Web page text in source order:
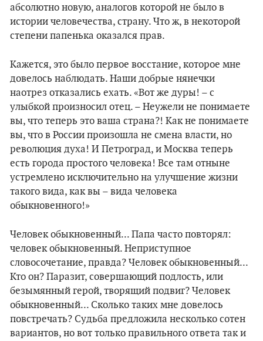
абсолютно новую, аналогов которой не было в
истории человечества, страну. Что ж, в некоторой
степени папенька оказался прав.
Кажется, это было первое восстание, которое мне
довелось наблюдать. Наши добрые нянечки
наотрез отказались ехать. «Вот же дуры! – с
улыбкой произносил отец. – Неужели не понимаете
вы, что теперь это ваша страна?! Как не понимаете
вы, что в России произошла не смена власти, но
революция духа! И Петроград, и Москва теперь
есть города простого человека! Все там отныне
устремлено исключительно на улучшение жизни
такого вида, как вы – вида человека
обыкновенного!»
Человек обыкновенный... Папа часто повторял:
человек обыкновенный. Неприступное
словосочетание, правда? Человек обыкновенный...
Кто он? Паразит, совершающий подлость, или
безымянный герой, творящий подвиг? Человек
обыкновенный... Сколько таких мне довелось
повстречать? Судьба предложила несколько сотен
вариантов, но вот только правильного ответа так и